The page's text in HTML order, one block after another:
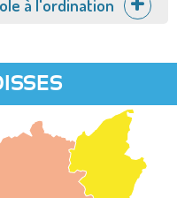
à l'ordination